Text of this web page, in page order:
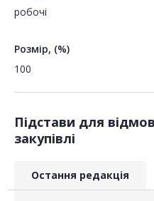
робочі
Розмір, (%)
100
Підстави для
закупівлі
Остання редакція